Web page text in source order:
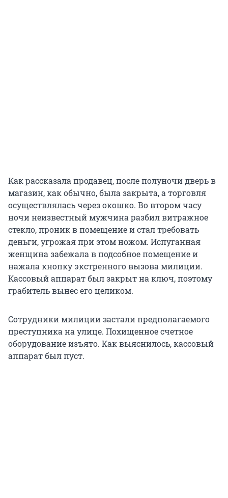
Как рассказала продавец, после полуночи дверь в
магазин, как обычно, была закрыта, а торговля
осуществлялась через окошко. Во втором часу
ночи неизвестный мужчина разбил витражное
стекло, проник в помещение и стал требовать
деньги, угрожая при этом ножом. Испуганная
женщина забежала в подсобное помещение и
нажала кнопку экстренного вызова милиции.
Кассовый аппарат был закрыт на ключ, поэтому
грабитель вынес его целиком.
Сотрудники милиции застали предполагаемого
преступника на улице. Похищенное счетное
оборудование изъято. Как выяснилось, кассовый
аппарат был пуст.